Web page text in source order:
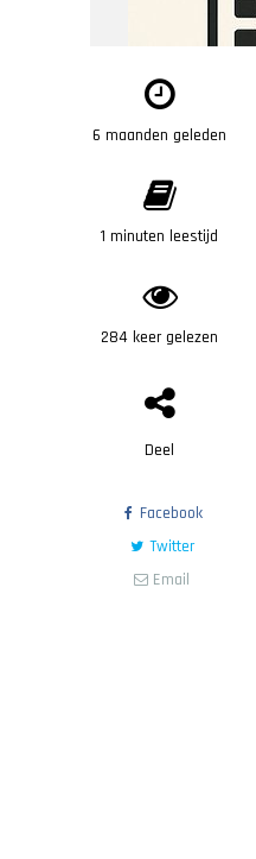
6 maanden geleden
1 minuten leestijd
284 keer gelezen
Deel
Facebook
Twitter
Email